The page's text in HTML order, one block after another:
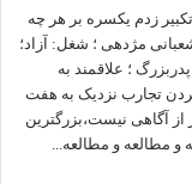
سالیان گذشته به
میباشد را انتخاب
زدم یکسره بر هر چه
مژدهی ؛ شغل: آزاد؛
؛ علاقمند به
تجارب نزدیک به هفت
آگاهی نیست،بزرگترین
مطالعه و مطالعه...